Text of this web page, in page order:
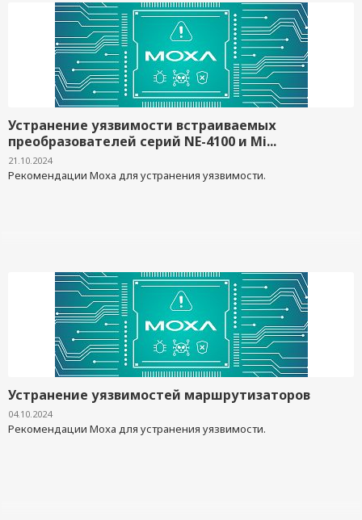
Устранение уязвимости встраиваемых
преобразователей серий NE-4100 и Mi...
21.10.2024
Рекомендации Moxa для устранения уязвимости.
Устранение уязвимостей маршрутизаторов
04.10.2024
Рекомендации Moxa для устранения уязвимости.